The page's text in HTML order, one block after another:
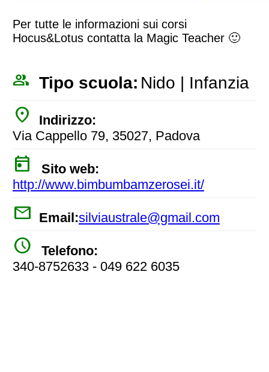
Per tutte le informazioni sui corsi
Hocus&Lotus contatta la Magic Teacher 🙂
people_outline Tipo scuola: Nido | Infanzia
place
Indirizzo:
Via Cappello 79, 35027, Padova
today
Sito web:
http://www.bimbumbamzerosei.it/
mail Email:silviaustrale@gmail.com
watch_later
Telefono:
340-8752633 - 049 622 6035